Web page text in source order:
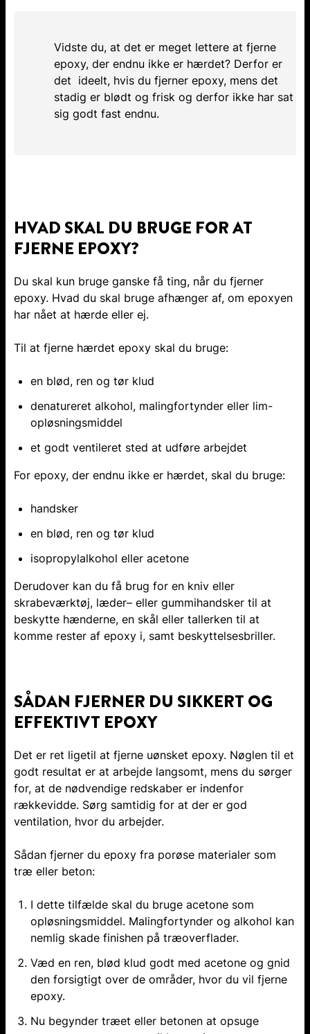
Vidste du, at det er meget lettere at fjerne
epoxy, der endnu ikke er hærdet? Derfor er
det ideelt, hvis du fjerner epoxy, mens det
stadig er blødt og frisk og derfor ikke har sat
sig godt fast endnu.
HVAD SKAL DU BRUGE FOR AT
FJERNE EPOXY?
Du skal kun bruge ganske få ting, når du fjerner
epoxy. Hvad du skal bruge afhænger af, om epoxyen
har nået at hærde eller ej.
Til at fjerne hærdet epoxy skal du bruge:
en blød, ren og tør klud
denatureret alkohol, malingfortynder eller lim-
opløsningsmiddel
et godt ventileret sted at udføre arbejdet
For epoxy, der endnu ikke er hærdet, skal du bruge:
handsker
en blød, ren og tør klud
isopropylalkohol eller acetone
Derudover kan du få brug for en kniv eller
skrabeværktøj, læder– eller gummihandsker til at
beskytte hænderne, en skål eller tallerken til at
komme rester af epoxy i, samt beskyttelsesbriller.
SÅDAN FJERNER DU SIKKERT OG
EFFEKTIVT EPOXY
Det er ret ligetil at fjerne uønsket epoxy. Nøglen til et
godt resultat er at arbejde langsomt, mens du sørger
for, at de nødvendige redskaber er indenfor
rækkevidde. Sørg samtidig for at der er god
ventilation, hvor du arbejder.
Sådan fjerner du epoxy fra porøse materialer som
træ eller beton:
I dette tilfælde skal du bruge acetone som
opløsningsmiddel. Malingfortynder og alkohol kan
nemlig skade finishen på træoverflader.
Væd en ren, blød klud godt med acetone og gnid
den forsigtigt over de områder, hvor du vil fjerne
epoxy.
Nu begynder træet eller betonen at opsuge